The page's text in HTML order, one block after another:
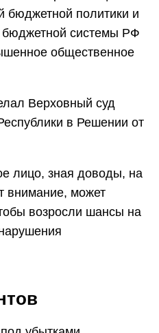
бюджетной политики и
бюджетной системы РФ
общественное
Верховный суд
в Решении от
лицо, зная доводы, на
внимание, может
возросли шансы на